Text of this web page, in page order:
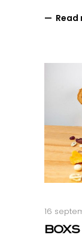
Read
16